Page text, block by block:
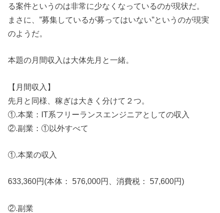
る案件というのは非常に少なくなっているのが現状だ。
まさに、”募集しているが募ってはいない”というのが現実
のようだ。
本題の月間収入は大体先月と一緒。
【月間収入】
先月と同様、稼ぎは大きく分けて２つ。
①.本業：IT系フリーランスエンジニアとしての収入
②.副業：①以外すべて
①.本業の収入
633,360円(本体： 576,000円、消費税： 57,600円)
②.副業